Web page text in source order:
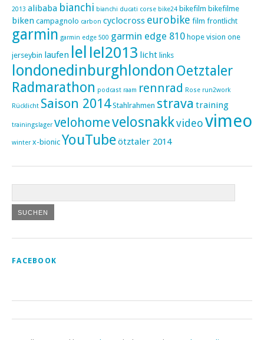
2013 alibaba bianchi bianchi ducati corse bike24 bikefilm bikefilme
biken campagnolo carbon cyclocross eurobike film frontlicht
garmin garmin edge 500 garmin edge 810 hope vision one
jerseybin laufen lel lel2013 licht links
londonedinburghlondon Oetztaler
Radmarathon podcast raam rennrad Rose run2work
Rücklicht Saison 2014 Stahlrahmen strava training
trainingslager velohomevelosnakkvideovimeo
winter x-bionic YouTubeötztaler 2014
FACEBOOK